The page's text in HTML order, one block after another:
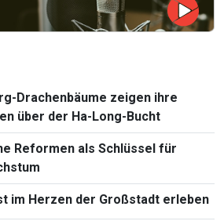
Drachenbäume zeigen ihre
über der Ha-Long-Bucht
Reformen als Schlüssel für
im Herzen der Großstadt erleben